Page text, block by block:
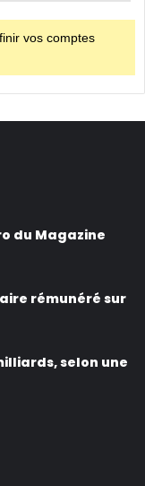
vos comptes
du Magazine
rémunéré sur
selon une